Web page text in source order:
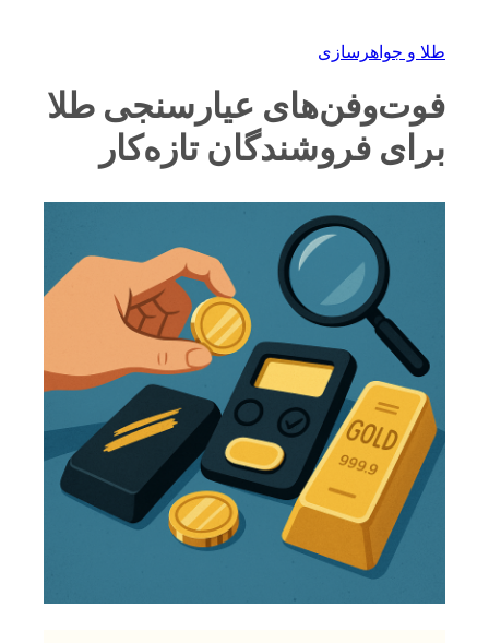
طلا و جواهرسازی
فوت‌وفن‌های عیارسنجی طلا
برای فروشندگان تازه‌کار